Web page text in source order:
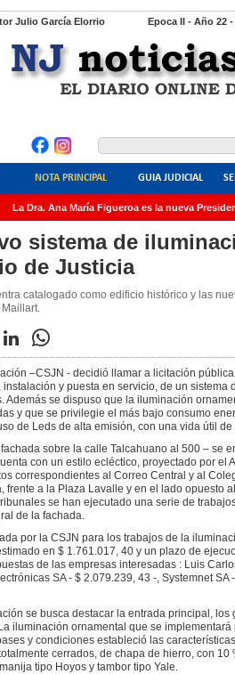
Julio García Elorrio Epoca II - Año 22
NOTA PRINCIPAL GUIA JUDICIAL
La Dra. Ana María Figueroa es la nueva
sistema de
de Justicia
catalogado como edificio histórico y las
–CSJN - decidió llamar a licitación
y puesta en servicio, de un sistema
Además se dispuso que la iluminación
y que se privilegie el más bajo consumo
de Leds de alta emisión, con una vida útil de
sobre la calle Talcahuano al 500 – se
con un estilo ecléctico, proyectado por el
correspondientes al Correo Central y al
frente a la Plaza Lavalle y en el lado opuesto
se han ejecutado una serie de
de la fachada.
por la CSJN para los trabajos de la
en $ 1.761.017, 40 y un plazo de
de las empresas interesadas : Luis
SA - $ 2.079.239, 43 -, Systemnet
se busca destacar la entrada principal,
iluminación ornamental que se
y condiciones estableció las
cerrados, de chapa de hierro, con
tipo Hoyos y tambor tipo Yale.